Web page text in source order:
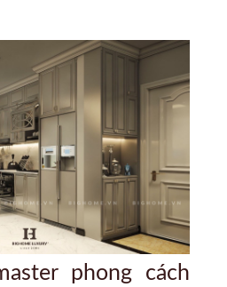
phong cách